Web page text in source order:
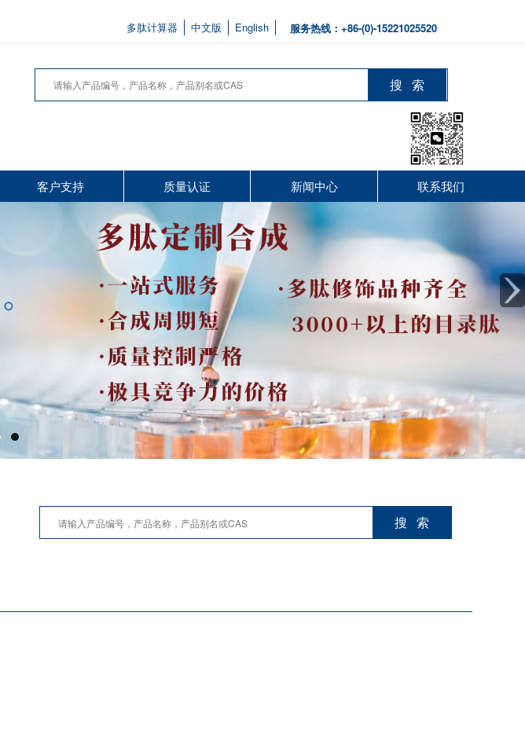
多肽计算器 中文版 English 服务热线：+86-(0)-15221025520
客户支持 质量认证 新闻中心 联系我们